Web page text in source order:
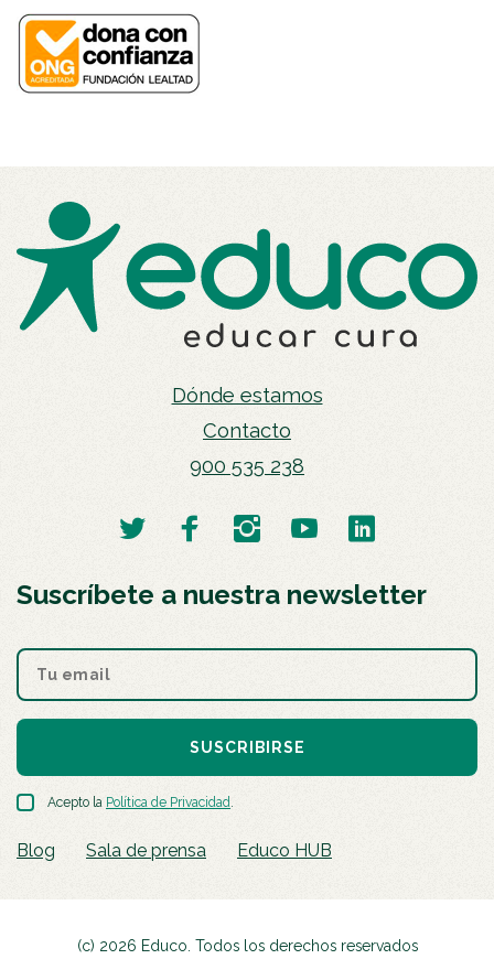
Dónde estamos
Contacto
900 535 238
Suscríbete a nuestra newsletter
SUSCRIBIRSE
Acepto la Política de Privacidad.
Blog Sala de prensa Educo HUB
(c) 2026 Educo. Todos los derechos reservados